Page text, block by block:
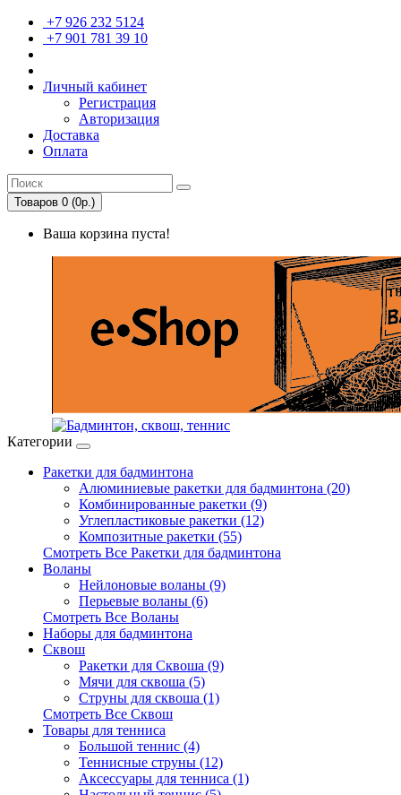
+7 926 232 5124
+7 901 781 39 10
Личный кабинет
Регистрация
Авторизация
Доставка
Оплата
Товаров 0 (0р.)
Ваша корзина пуста!
Категории
Ракетки для бадминтона
Алюминиевые ракетки для бадминтона (20)
Комбинированные ракетки (9)
Углепластиковые ракетки (12)
Композитные ракетки (55)
Смотреть Все Ракетки для бадминтона
Воланы
Нейлоновые воланы (9)
Перьевые воланы (6)
Смотреть Все Воланы
Наборы для бадминтона
Сквош
Ракетки для Сквоша (9)
Мячи для сквоша (5)
Cтруны для сквоша (1)
Смотреть Все Сквош
Товары для тенниса
Большой теннис (4)
Теннисные струны (12)
Аксессуары для тенниса (1)